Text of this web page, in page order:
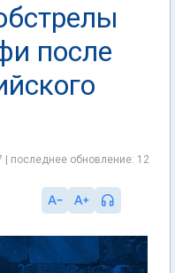
после
| последнее обновление: 12